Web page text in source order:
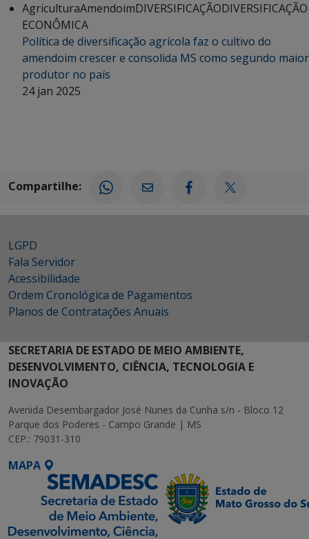
AgriculturaAmendoimDIVERSIFICAÇÃODIVERSIFICAÇÃO
ECONÔMICA
Política de diversificação agrícola faz o cultivo do
amendoim crescer e consolida MS como segundo maior
produtor no país
24 jan 2025
Compartilhe:
LGPD
Fala Servidor
Acessibilidade
Ordem Cronológica de Pagamentos
Planos de Contratações Anuais
SECRETARIA DE ESTADO DE MEIO AMBIENTE,
DESENVOLVIMENTO, CIÊNCIA, TECNOLOGIA E
INOVAÇÃO
Avenida Desembargador José Nunes da Cunha s/n - Bloco 12
Parque dos Poderes - Campo Grande | MS
CEP.: 79031-310
MAPA